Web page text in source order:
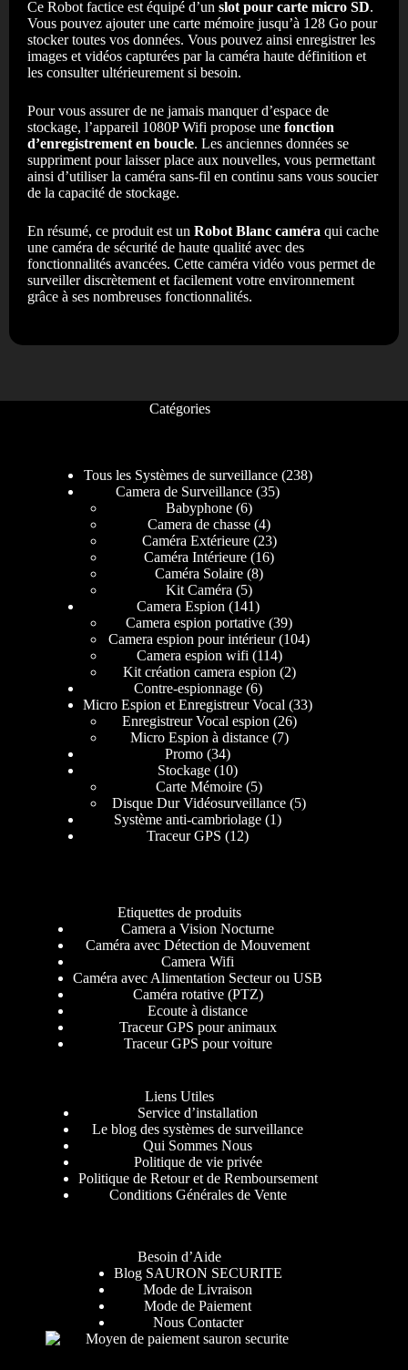
Ce Robot factice est équipé d’un slot pour carte micro SD.
Vous pouvez ajouter une carte mémoire jusqu’à 128 Go pour
stocker toutes vos données. Vous pouvez ainsi enregistrer les
images et vidéos capturées par la caméra haute définition et
les consulter ultérieurement si besoin.
Pour vous assurer de ne jamais manquer d’espace de
stockage, l’appareil 1080P Wifi propose une fonction
d’enregistrement en boucle. Les anciennes données se
suppriment pour laisser place aux nouvelles, vous permettant
ainsi d’utiliser la caméra sans-fil en continu sans vous soucier
de la capacité de stockage.
En résumé, ce produit est un Robot Blanc caméra qui cache
une caméra de sécurité de haute qualité avec des
fonctionnalités avancées. Cette caméra vidéo vous permet de
surveiller discrètement et facilement votre environnement
grâce à ses nombreuses fonctionnalités.
Catégories
Tous les Systèmes de surveillance 238
Camera de Surveillance 35
Babyphone 6
Camera de chasse 4
Caméra Extérieure 23
Caméra Intérieure 16
Caméra Solaire 8
Kit Caméra
5
Camera Espion 141
Camera espion portative 39
Camera espion pour intérieur 104
Camera espion wifi 114
Kit création camera espion 2
Contre-espionnage 6
Micro Espion et Enregistreur Vocal 33
Enregistreur Vocal espion 26
Micro Espion à distance 7
Promo 34
Stockage 10
Carte Mémoire 5
Disque Dur Vidéosurveillance 5
Système anti-cambriolage 1
Traceur GPS
12
Etiquettes de produits
Camera a Vision Nocturne
Caméra avec Détection de Mouvement
Camera Wifi
Caméra avec Alimentation Secteur ou USB
Caméra rotative (PTZ)
Ecoute à distance
Traceur GPS pour animaux
Traceur GPS pour voiture
Liens Utiles
Service d’installation
Le blog des systèmes de surveillance
Qui Sommes Nous
Politique de vie privée
Politique de Retour et de Remboursement
Conditions Générales de Vente
Besoin d’Aide
Blog SAURON SECURITE
Mode de Livraison
Mode de Paiement
Nous Contacter